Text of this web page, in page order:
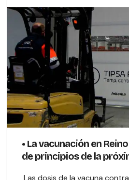
• La vacunación en
de principios de la
Las dosis de la vacuna